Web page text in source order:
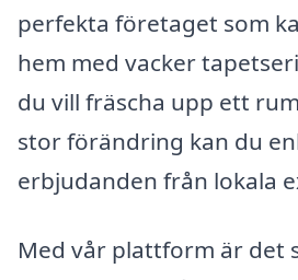
perfekta företaget som
hem med vacker
du vill fräscha upp ett
stor förändring kan du
erbjudanden från lokala
Med vår plattform är det